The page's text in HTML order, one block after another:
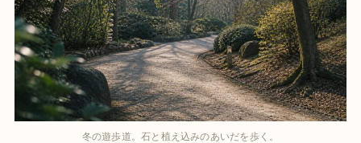
冬の遊歩道。石と植え込みのあいだを歩く。